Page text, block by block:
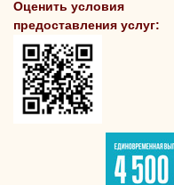
Оценить условия
предоставления услуг: